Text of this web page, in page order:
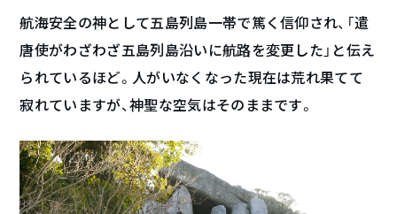
航海安全の神として五島列島一帯で篤く信仰され、「遣
唐使がわざわざ五島列島沿いに航路を変更した」と伝え
られているほど。人がいなくなった現在は荒れ果てて
寂れていますが、神聖な空気はそのままです。